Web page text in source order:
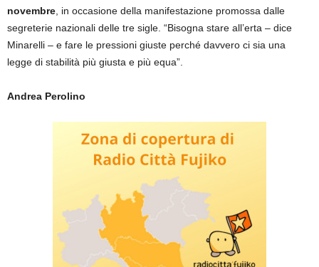
novembre , in occasione della manifestazione promossa dalle
segreterie nazionali delle tre sigle. “Bisogna stare all’erta – dice
Minarelli – e fare le pressioni giuste perché davvero ci sia una
legge di stabilità più giusta e più equa”.
Andrea Perolino